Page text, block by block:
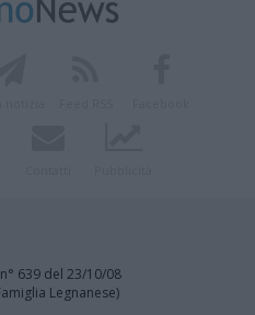
639 del 23/10/08
Legnanese)